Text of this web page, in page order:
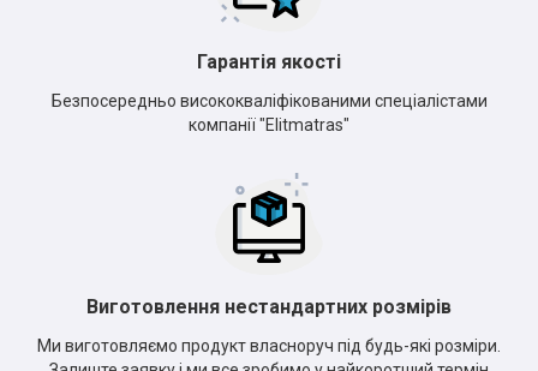
Гарантія якості
Безпосередньо висококваліфікованими спеціалістами
компанії "Elitmatras"
Виготовлення нестандартних розмірів
Ми виготовляємо продукт власноруч під будь-які розміри.